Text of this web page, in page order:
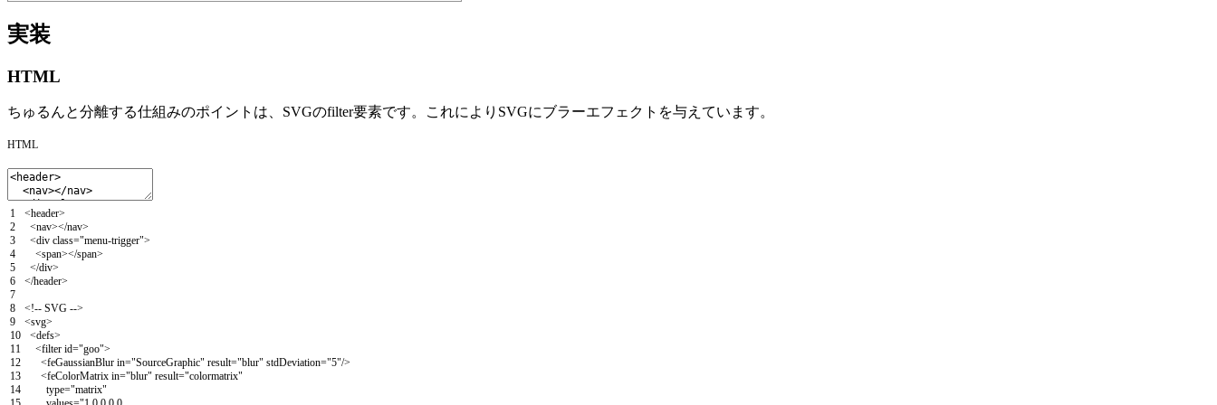
実装
HTML
ちゅるんと分離する仕組みのポイントは、SVGのfilter要素です。これによりSVGにブラーエフェクトを与えています。
HTML
1
2
3
4
5
6
7
8
9
10
11
12
13
14
<header>
<nav></nav>
<div class="menu-trigger">
<span></span>
</div>
</header>
<!-- SVG -->
<svg>
<defs>
<filter id="goo">
<feGaussianBlur in="SourceGraphic" result="blur" stdDeviation="5"/>
<feColorMatrix in="blur" result="colormatrix"
type="matrix"